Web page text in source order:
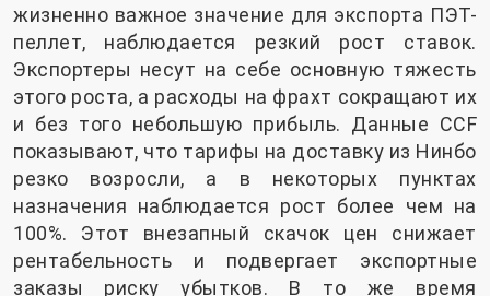
жизненно важное значение для экспорта ПЭТ-
пеллет, наблюдается резкий рост ставок.
Экспортеры несут на себе основную тяжесть
этого роста, а расходы на фрахт сокращают их
и без того небольшую прибыль. Данные CCF
показывают, что тарифы на доставку из Нинбо
резко возросли, а в некоторых пунктах
назначения наблюдается рост более чем на
100%. Этот внезапный скачок цен снижает
рентабельность и подвергает экспортные
заказы риску убытков. В то же время